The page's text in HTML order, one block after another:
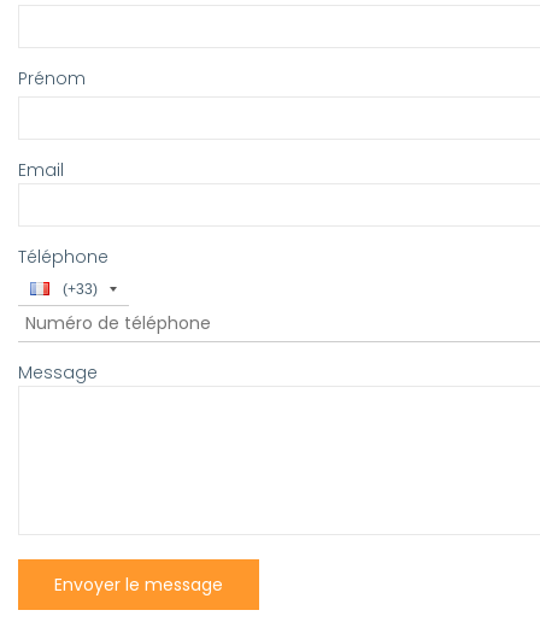
Prénom
Email
Téléphone
Code
pays
(+33)
Numéro
de
téléphone
Message